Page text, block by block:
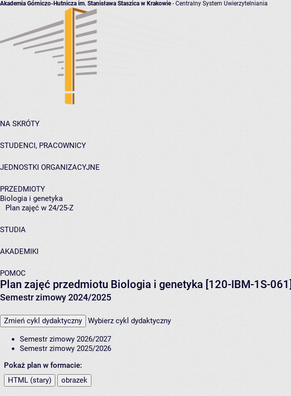
Akademia Górniczo-Hutnicza im. Stanisława Staszica w Krakowie- Centralny System Uwierzytelniania
NA SKRÓTY
STUDENCI, PRACOWNICY
JEDNOSTKI ORGANIZACYJNE
PRZEDMIOTY
Biologia i genetyka
Plan zajęć w 24/25-Z
STUDIA
AKADEMIKI
POMOC
Plan zajęć przedmiotu Biologia i genetyka [120-IBM-1S-061]
Semestr zimowy 2024/2025
Zmień cykl dydaktyczny Wybierz cykl dydaktyczny
Semestr zimowy 2026/2027
Semestr zimowy 2025/2026
Pokaż plan w formacie:
HTML (stary)
obrazek